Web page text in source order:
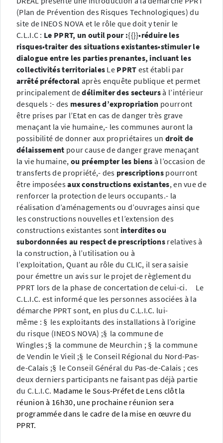
(Plan de Prévention des Risques Technologiques) du
site de INEOS NOVA et le rôle que doit y tenir le
C.L.I.C : Le PPRT, un outil pour :{{}}•réduire les
risques•traiter des situations existantes•stimuler le
dialogue entre les parties prenantes, incluant les
collectivités territoriales Le PPRT est établi par
arrêté préfectoral après enquête publique et permet
principalement dedélimiter des secteursà l’intérieur
desquels :- des mesures d’expropriation pourront
être prises par l’Etat en cas de danger très grave
menaçant la vie humaine,- les communes auront la
possibilité de donner aux propriétaires un droit de
délaissement pour cause de danger grave menaçant
la vie humaine, ou préempter les biens à l’occasion de
transferts de propriété,- des prescriptionspourront
être imposéesaux constructions existantes, en vue de
renforcer la protection de leurs occupants.- la
réalisation d’aménagements ou d’ouvrages ainsi que
les constructions nouvelles et l’extension des
constructions existantes sont interdites ou
subordonnées au respect de prescriptions relatives à
la construction, à l’utilisation ou à
l’exploitation, Quant au rôle du CLIC, il sera saisie
pour émettre un avis sur le projet de règlement du
PPRT lors de la phase de concertation de celui-ci.
Le
C.L.I.C. est informé que les personnes associées à la
démarche PPRT sont, en plus du C.L.I.C. lui-
même : § les exploitants des installations à l’origine
du risque (INEOS NOVA) ;§ la commune de
Wingles ;§ la commune de Meurchin ; § la commune
de Vendin le Vieil ;§ le Conseil Régional du Nord-Pas-
de-Calais ;§ le Conseil Général du Pas-de-Calais ; ces
deux derniers participants ne faisant pas déjà partie
du C.L.I.C. Madame le Sous-Préfet de Lens clôt la
réunion à 16h30, une prochaine réunion sera
programmée dans le cadre de la mise en œuvre du
PPRT.